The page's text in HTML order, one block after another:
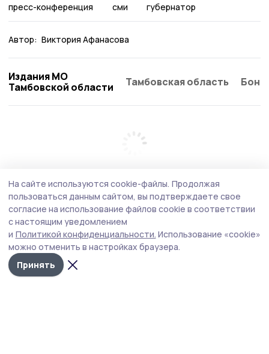
пресс-конференция сми губернатор
Автор: Виктория Афанасова
Издания МО
Тамбовской области
Тамбовская область
На сайте используются cookie-файлы. Продолжая
пользоваться данным сайтом, вы подтверждаете свое
согласие на использование файлов cookie в соответствии
с настоящим уведомлением
и Политикой конфиденциальности. Использование «cookie»
можно отменить в настройках браузера.
Принять